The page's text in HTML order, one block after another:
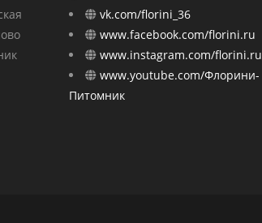
vk.com/florini_36
www.facebook.com/florini.ru
www.instagram.com/florini.ru
www.youtube.com/Флорини-
Питомник